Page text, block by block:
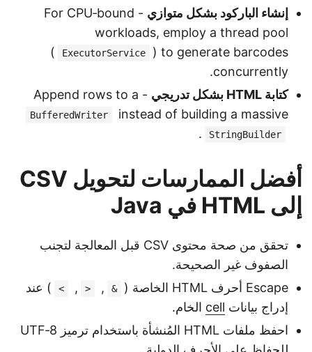
إنشاء الباركود بشكل متوازي
- For CPU‑bound
workloads, employ a thread pool
ExecutorService
) to generate barcodes
concurrently.
كتابة HTML بشكل تدريجي
- Append rows to a
BufferedWriter instead of building a massive
StringBuilder
أفضل الممارسات لتحويل CSV
إلى HTML في Java
تحقق من صحة محتوى CSV قبل المعالجة لتجنب
الصفوف غير الصحيحة.
Escape أحرف HTML الخاصة (
) عند
إدراج بياناتcellالخام.
احفظ ملفات HTML المُنشأة باستخدام ترميز UTF‑8